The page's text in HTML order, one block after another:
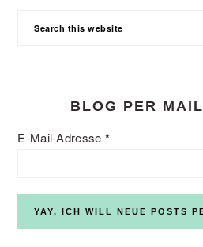
BLOG PER
E-Mail-Adresse *